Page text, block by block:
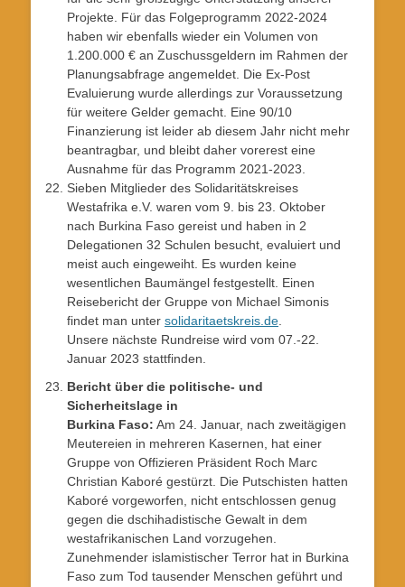
Projekte. Für das Folgeprogramm 2022-2024
haben wir ebenfalls wieder ein Volumen von
1.200.000 € an Zuschussgeldern im Rahmen der
Planungsabfrage angemeldet. Die Ex-Post
Evaluierung wurde allerdings zur Voraussetzung
für weitere Gelder gemacht. Eine 90/10
Finanzierung ist leider ab diesem Jahr nicht mehr
beantragbar, und bleibt daher vorerest eine
Ausnahme für das Programm 2021-2023.
Sieben Mitglieder des Solidaritätskreises
Westafrika e.V. waren vom 9. bis 23. Oktober
nach Burkina Faso gereist und haben in 2
Delegationen 32 Schulen besucht, evaluiert und
meist auch eingeweiht. Es wurden keine
wesentlichen Baumängel festgestellt. Einen
Reisebericht der Gruppe von Michael Simonis
findet man unter solidaritaetskreis.de
Unsere nächste Rundreise wird vom 07.-22.
Januar 2023 stattfinden.
Bericht über die politische- und
Sicherheitslage in
Burkina Faso: Am 24. Januar, nach zweitägigen
Meutereien in mehreren Kasernen, hat einer
Gruppe von Offizieren Präsident Roch Marc
Christian Kaboré gestürzt. Die Putschisten hatten
Kaboré vorgeworfen, nicht entschlossen genug
gegen die dschihadistische Gewalt in dem
westafrikanischen Land vorzugehen.
Zunehmender islamistischer Terror hat in Burkina
Faso zum Tod tausender Menschen geführt und